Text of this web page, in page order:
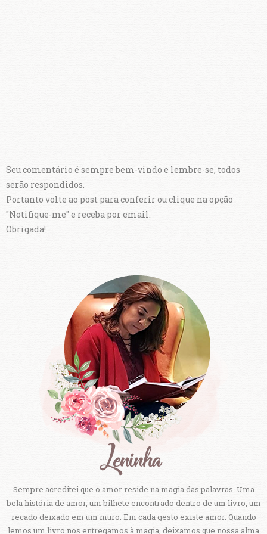
Seu comentário é sempre bem-vindo e lembre-se, todos
serão respondidos.
Portanto volte ao post para conferir ou clique na opção
"Notifique-me" e receba por email.
Obrigada!
Sempre acreditei que o amor reside na magia das palavras. Uma
bela história de amor, um bilhete encontrado dentro de um livro, um
recado deixado em um muro. Em cada gesto existe amor. Quando
lemos um livro nos entregamos à magia, deixamos que nossa alma